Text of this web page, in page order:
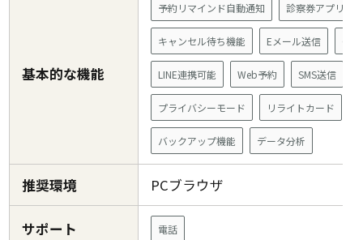
基本的な機能
予約リマインド自動通知 診察券アプリ
キャンセル待ち機能 Eメール送信
LINE連携可能 Web予約 SMS送信
プライバシーモード リライトカード
バックアップ機能 データ分析
推奨環境 PCブラウザ
サポート 電話